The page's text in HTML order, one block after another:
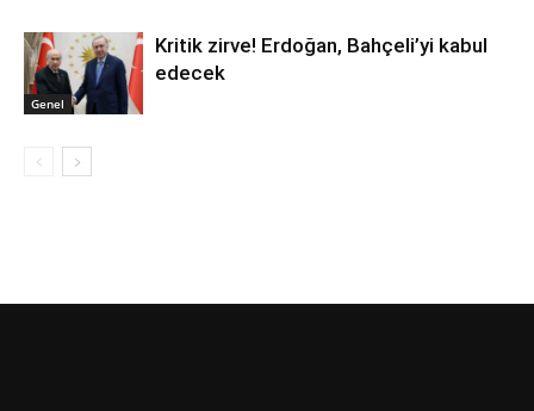
Genel
Kritik zirve! Erdoğan, Bahçeli’yi kabul
edecek